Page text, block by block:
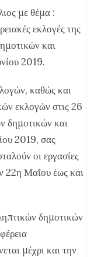
με θέμα :
εκλογές της
και
2019.
καθώς και
εκλογών στις 26
δημοτικών και
2019, σας
οι εργασίες
22η Μαΐου έως και
δημοτικών
μέχρι και την